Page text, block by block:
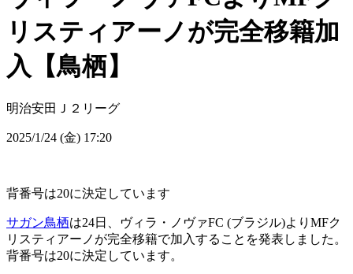
リスティアーノが完全移籍加
入【鳥栖】
明治安田Ｊ２リーグ
2025/1/24 (金) 17:20
背番号は20に決定しています
サガン鳥栖は24日、ヴィラ・ノヴァFC (ブラジル)よりMFク
リスティアーノが完全移籍で加入することを発表しました。
背番号は20に決定しています。